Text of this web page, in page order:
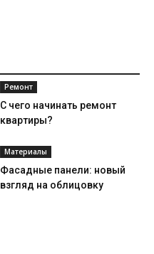
Ремонт
С чего начинать ремонт
квартиры?
Материалы
Фасадные панели: новый
взгляд на облицовку